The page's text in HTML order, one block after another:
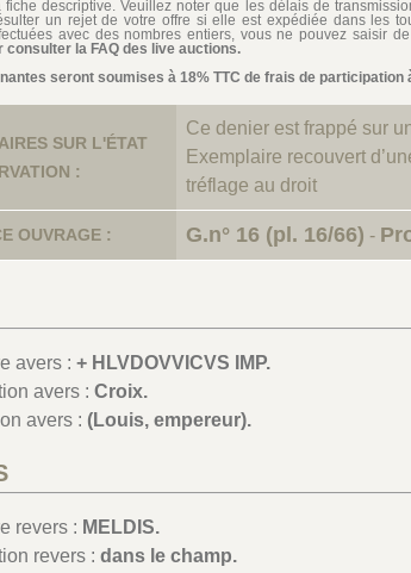
descriptive. Veuillez noter que les délais de
un rejet de votre offre si elle est expédiée dans les
avec des nombres entiers, vous ne pouvez saisir
consulter la FAQ des live auctions.
seront soumises à 18% TTC de frais de participation
SUR L'ÉTAT
:
Ce denier est frappé sur
Exemplaire recouvert
tréflage au droit
OUVRAGE : G.n° 16 (pl. 16/66) -
avers : + HLVDOVVICVS IMP.
avers : Croix.
avers : (Louis, empereur).
revers : MELDIS.
revers : dans le champ.